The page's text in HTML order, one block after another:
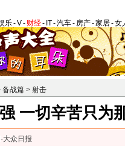
乐-V- 财经- IT-汽车- 房产-家居-女
备战篇 > 射击
一切辛苦只为
大众日报